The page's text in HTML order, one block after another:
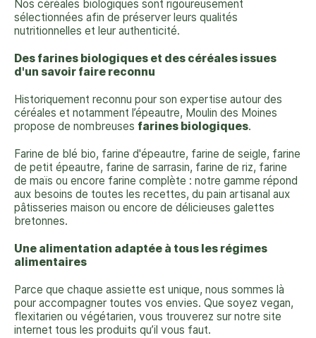
Nos céréales biologiques sont rigoureusement
sélectionnées afin de préserver leurs qualités
nutritionnelles et leur authenticité.
Des farines biologiques et des céréales issues
d'un savoir faire reconnu
Historiquement reconnu pour son expertise autour des
céréales et notamment l’épeautre, Moulin des Moines
propose de nombreuses farines biologiques.
Farine de blé bio, farine d'épeautre, farine de seigle, farine
de petit épeautre, farine de sarrasin, farine de riz, farine
de maïs ou encore farine complète : notre gamme répond
aux besoins de toutes les recettes, du pain artisanal aux
pâtisseries maison ou encore de délicieuses galettes
bretonnes.
Une alimentation adaptée à tous les régimes
alimentaires
Parce que chaque assiette est unique, nous sommes là
pour accompagner toutes vos envies. Que soyez vegan,
flexitarien ou végétarien, vous trouverez sur notre site
internet tous les produits qu’il vous faut.